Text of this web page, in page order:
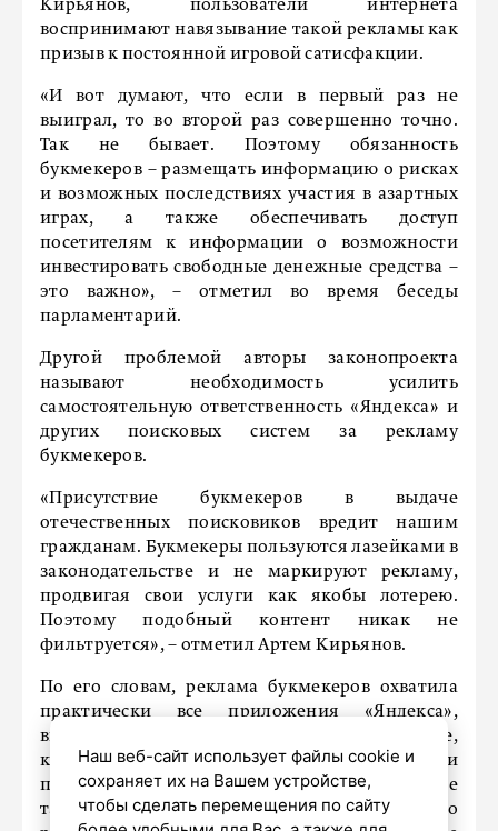
Кирьянов, пользователи интернета
воспринимают навязывание такой рекламы как
призыв к постоянной игровой сатисфакции.
«И вот думают, что если в первый раз не
выиграл, то во второй раз совершенно точно.
Так не бывает. Поэтому обязанность
букмекеров – размещать информацию о рисках
и возможных последствиях участия в азартных
играх, а также обеспечивать доступ
посетителям к информации о возможности
инвестировать свободные денежные средства –
это важно», – отметил во время беседы
парламентарий.
Другой проблемой авторы законопроекта
называют необходимость усилить
самостоятельную ответственность «Яндекса» и
других поисковых систем за рекламу
букмекеров.
«Присутствие букмекеров в выдаче
отечественных поисковиков вредит нашим
гражданам. Букмекеры пользуются лазейками в
законодательстве и не маркируют рекламу,
продвигая свои услуги как якобы лотерею.
Поэтому подобный контент никак не
фильтруется», – отметил Артем Кирьянов.
По его словам, реклама букмекеров охватила
практически все приложения «Яндекса»,
включая несовершеннолетнюю аудиторию. Все,
кто заказывает онлайн такси, доставку еды и
пользуются навигаторами, вовлекаются еще
также в азартные игры. Букмекеры активно
Наш веб-сайт использует файлы cookie и
сохраняет их на Вашем устройстве,
чтобы сделать перемещения по сайту